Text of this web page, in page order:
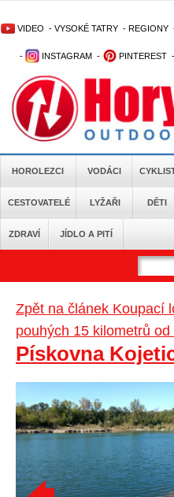
VIDEO - VYSOKÉ TATRY - REGIONY
- INSTAGRAM - PINTEREST -
HOROLEZCI VODÁCI
CESTOVATELÉ LYŽAŘI DĚTI
ZDRAVÍ JÍDLO A PITÍ
Zpět na článek Koupací
pouhých 15 kilometrů od
Pískovna